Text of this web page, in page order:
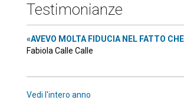
Testimonianze
«AVEVO MOLTA FIDUCIA NEL FATTO
Fabiola Calle Calle
Vedi l'intero anno